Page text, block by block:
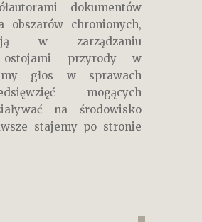
dokumentów
obszarów chronionych,
w zarządzaniu
ostojami przyrody w
głos w sprawach
mogących
na środowisko
stajemy po stronie